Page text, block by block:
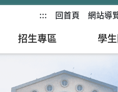
::: 回首頁 網站導
招生專區 學